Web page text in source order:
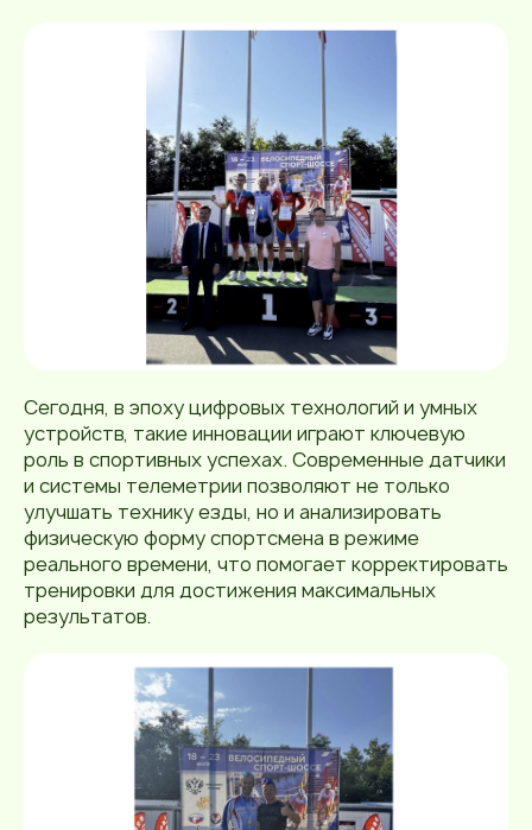
Сегодня, в эпоху цифровых технологий и умных
устройств, такие инновации играют ключевую
роль в спортивных успехах. Современные датчики
и системы телеметрии позволяют не только
улучшать технику езды, но и анализировать
физическую форму спортсмена в режиме
реального времени, что помогает корректировать
тренировки для достижения максимальных
результатов.